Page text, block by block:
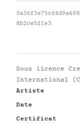
8b2ce5f1e3
Sous licence
International
Artiste
Date
Certificat